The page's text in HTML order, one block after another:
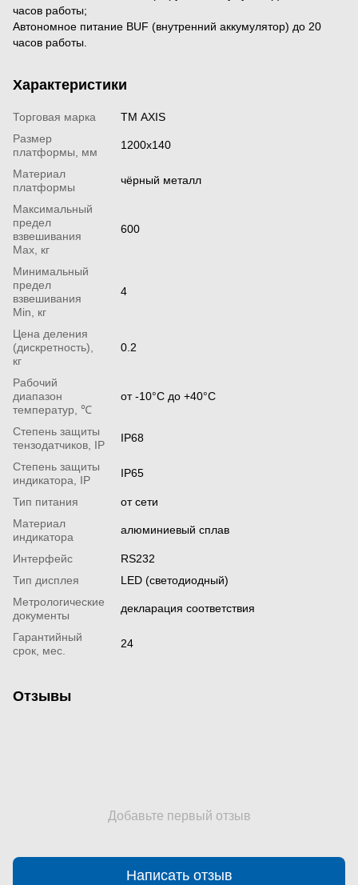
часов работы;
Автономное питание BUF (внутренний аккумулятор) до 20
часов работы.
Характеристики
Торговая марка
ТМ AXIS
Размер
платформы, мм
1200х140
Материал
платформы
чёрный металл
Максимальный
предел
взвешивания
Мах, кг
600
Минимальный
предел
взвешивания
Min, кг
4
Цена деления
(дискретность),
кг
0.2
Рабочий
диапазон
температур, ℃
от -10°С до +40°С
Степень защиты
тензодатчиков, IP
IP68
Степень защиты
индикатора, IP
IP65
Тип питания
от сети
Материал
индикатора
алюминиевый сплав
Интерфейс
RS232
Тип дисплея
LED (светодиодный)
Метрологические
документы
декларация соответствия
Гарантийный
срок, мес.
24
Отзывы
Добавьте первый отзыв
Написать отзыв